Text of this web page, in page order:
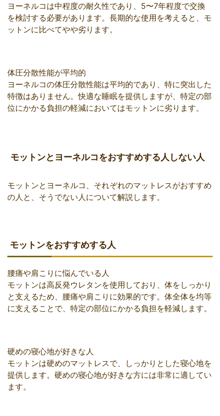
ヨーネルコは中程度の耐久性であり、5〜7年程度で交換
を検討する必要があります。長期的な使用を考えると、モ
ットンに比べてやや劣ります。
体圧分散性能が平均的
ヨーネルコの体圧分散性能は平均的であり、特に突出した
特徴はありません。快適な睡眠を提供しますが、特定の部
位にかかる負担の軽減においてはモットンに劣ります。
モットンとヨーネルコをおすすめする人しない人
モットンとヨーネルコ、それぞれのマットレスがおすすめ
の人と、そうでない人について解説します。
モットンをおすすめする人
腰痛や肩こりに悩んでいる人
モットンは高反発ウレタンを使用しており、体をしっかり
と支えるため、腰痛や肩こりに効果的です。体全体を均等
に支えることで、特定の部位にかかる負担を軽減します。
硬めの寝心地が好きな人
モットンは硬めのマットレスで、しっかりとした寝心地を
提供します。硬めの寝心地が好きな方には非常に適してい
ます。